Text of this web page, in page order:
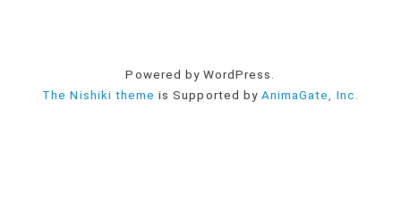
Powered by WordPress.
The Nishiki theme is Supported by AnimaGate, Inc.